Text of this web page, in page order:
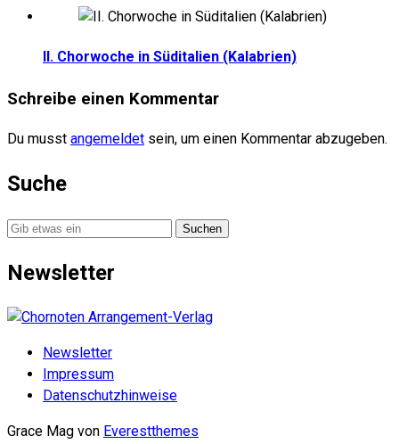
II. Chorwoche in Süditalien (Kalabrien)
Schreibe einen Kommentar
Du musst angemeldet sein, um einen Kommentar abzugeben.
Suche
Suche
Newsletter
Newsletter
Impressum
Datenschutzhinweise
Grace Mag von Everestthemes